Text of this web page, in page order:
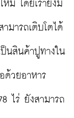
หม่ โดยเรายังมี
มารถเติบโตได้
ป็นสินค้าปูทางใน
ด้วยอาหาร
ไร่ ยังสามารถ